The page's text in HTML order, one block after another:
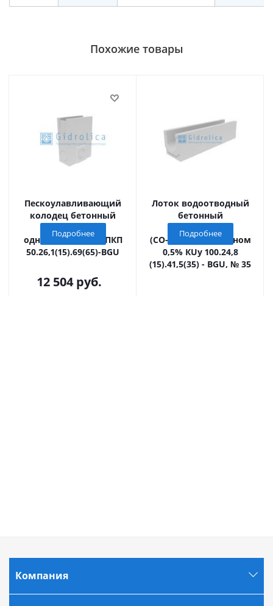
Похожие товары
Пескоулавливающий
колодец бетонный
(СО-150мм),
односекционный ПКП
50.26,1(15).69(65)-BGU
12 504руб.
Подробнее
Лоток водоотводный
бетонный
коробчатый
(СО-150мм), с уклоном
0,5% КUу 100.24,8
(15).41,5(35) - BGU, № 35
Подробнее
Компания